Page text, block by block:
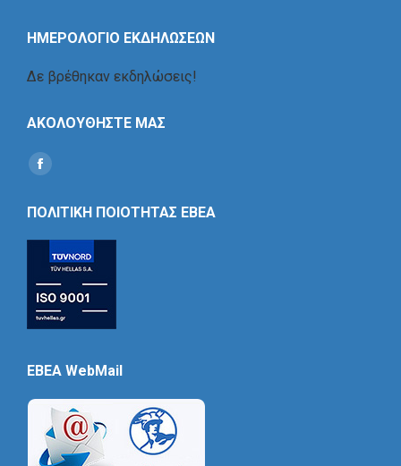
ΗΜΕΡΟΛΟΓΙΟ ΕΚΔΗΛΩΣΕΩΝ
Δε βρέθηκαν εκδηλώσεις!
ΑΚΟΛΟΥΘΗΣΤΕ ΜΑΣ
Find us on:
Social
ΠΟΛΙΤΙΚΗ ΠΟΙΟΤΗΤΑΣ ΕΒΕΑ
EBEA WebMail